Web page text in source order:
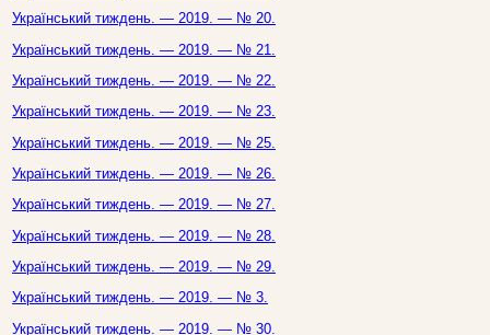
Український тиждень. — 2019. — № 20.
Український тиждень. — 2019. — № 21.
Український тиждень. — 2019. — № 22.
Український тиждень. — 2019. — № 23.
Український тиждень. — 2019. — № 25.
Український тиждень. — 2019. — № 26.
Український тиждень. — 2019. — № 27.
Український тиждень. — 2019. — № 28.
Український тиждень. — 2019. — № 29.
Український тиждень. — 2019. — № 3.
Український тиждень. — 2019. — № 30.